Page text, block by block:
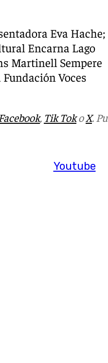
Youtube
Eva Hache;
Encarna Lago
Martinell Sempere
Fundación Voces
, Tik TokoX.